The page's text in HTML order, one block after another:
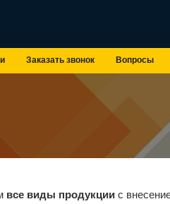
Заказать звонок Вопросы
все виды продукциис